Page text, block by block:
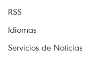
RSS
Idiomas
Servicios de Noticias